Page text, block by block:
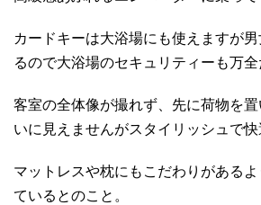
カードキーは大浴場にも使えますが
るので大浴場のセキュリティーも万全
客室の全体像が撮れず、先に荷物を
いに見えませんがスタイリッシュで快
マットレスや枕にもこだわりがある
ているとのこと。